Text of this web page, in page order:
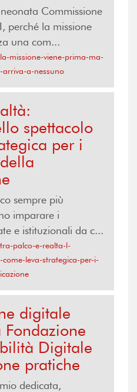
Commissione
perché la missione
una com...
missione-viene-prima-ma-
arriva-a-nessuno
spettacolo
per i
sempre più
imparare i
e istituzionali da c...
palco-e-realta-l-
leva-strategica-per-i-
digitale
Digitale
pratiche
dedicata,